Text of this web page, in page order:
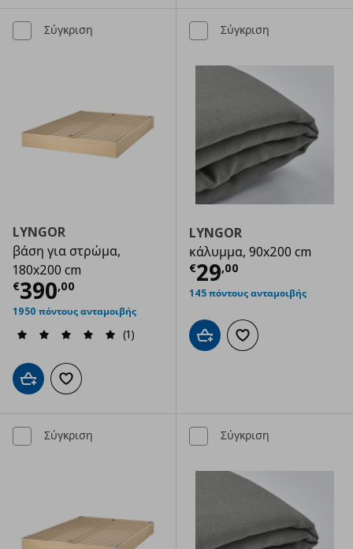
Σύγκριση
LYNGOR
βάση για στρώμα,
180x200 cm
€390,00
Τρέχουσα τιμή € 390,00
1950 πόντους ανταμοιβής
(1)
Προσθήκη στο καλάθι
Προσθήκη στα αγαπημένα
Σύγκριση
LYNGOR
κάλυμμα, 90x200 cm
€29,00
Τρέχουσα
145 πόντους ανταμοιβής
Προσθήκη στο καλάθι
Προσθήκη στα
Σύγκριση Σύγκριση